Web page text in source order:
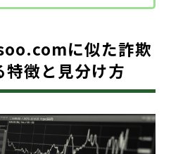
に似た詐欺
徴と見分け方